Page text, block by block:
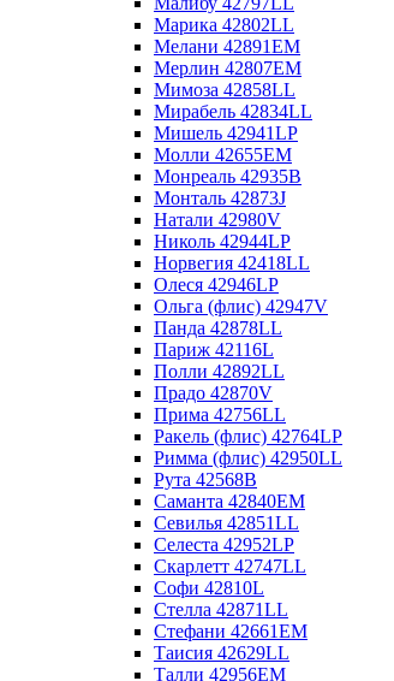
Марика 42802LL
Мелани 42891EM
Мерлин 42807EM
Мимоза 42858LL
Мирабель 42834LL
Мишель 42941LP
Молли 42655EM
Монреаль 42935B
Монталь 42873J
Натали 42980V
Николь 42944LP
Норвегия 42418LL
Олеся 42946LP
Ольга (флис) 42947V
Панда 42878LL
Париж 42116L
Полли 42892LL
Прадо 42870V
Прима 42756LL
Ракель (флис) 42764LP
Римма (флис) 42950LL
Рута 42568B
Саманта 42840EM
Севилья 42851LL
Селеста 42952LP
Скарлетт 42747LL
Софи 42810L
Стелла 42871LL
Стефани 42661EM
Таисия 42629LL
Талли 42956EM